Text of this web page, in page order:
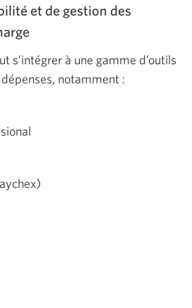
et de gestion des
s’intégrer à une gamme d’outils
notamment :